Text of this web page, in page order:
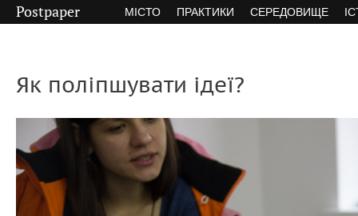
Postpaper МІСТО ПРАКТИКИ СЕРЕДОВИЩЕ
Як поліпшувати ідеї?